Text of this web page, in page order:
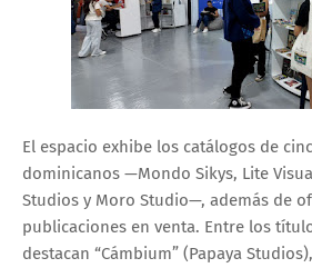
El espacio exhibe los catálogos de
dominicanos —Mondo Sikys, Lite
Studios y Moro Studio—, además de
publicaciones en venta. Entre los
destacan “Cámbium” (Papaya